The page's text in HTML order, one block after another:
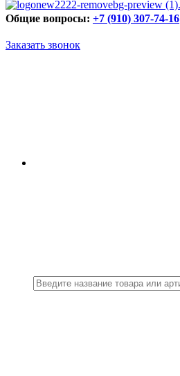
Общие вопросы: +7 (910) 307-74-16
Заказать звонок